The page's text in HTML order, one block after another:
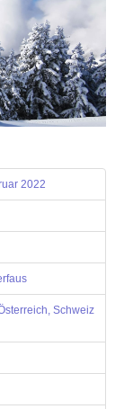
2022
Schweiz